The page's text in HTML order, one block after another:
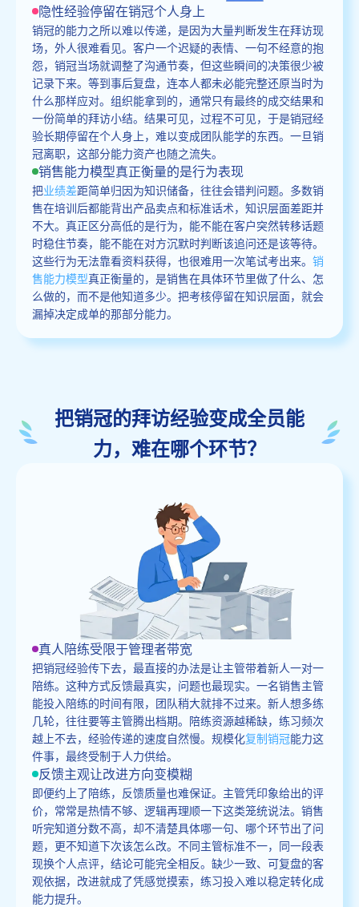
隐性经验停留在销冠个人身上
销冠的能力之所以难以传递，是因为大量判断发生在拜访现
场，外人很难看见。客户一个迟疑的表情、一句不经意的抱
怨，销冠当场就调整了沟通节奏，但这些瞬间的决策很少被
记录下来。等到事后复盘，连本人都未必能完整还原当时为
什么那样应对。组织能拿到的，通常只有最终的成交结果和
一份简单的拜访小结。结果可见，过程不可见，于是销冠经
验长期停留在个人身上，难以变成团队能学的东西。一旦销
冠离职，这部分能力资产也随之流失。
销售能力模型真正衡量的是行为表现
把业绩差距简单归因为知识储备，往往会错判问题。多数销
售在培训后都能背出产品卖点和标准话术，知识层面差距并
不大。真正区分高低的是行为，能不能在客户突然转移话题
时稳住节奏，能不能在对方沉默时判断该追问还是该等待。
这些行为无法靠看资料获得，也很难用一次笔试考出来。 销
售能力模型真正衡量的，是销售在具体环节里做了什么、怎
么做的，而不是他知道多少。把考核停留在知识层面，就会
漏掉决定成单的那部分能力。
把销冠的拜访经验变成全员能
力，难在哪个环节？
真人陪练受限于管理者带宽
把销冠经验传下去，最直接的办法是让主管带着新人一对一
陪练。这种方式反馈最真实，问题也最现实。一名销售主管
能投入陪练的时间有限，团队稍大就排不过来。新人想多练
几轮，往往要等主管腾出档期。陪练资源越稀缺，练习频次
越上不去，经验传递的速度自然慢。规模化复制销冠能力这
件事，最终受制于人力供给。
反馈主观让改进方向变模糊
即便约上了陪练，反馈质量也难保证。主管凭印象给出的评
价，常常是热情不够、逻辑再理顺一下这类笼统说法。销售
听完知道分数不高，却不清楚具体哪一句、哪个环节出了问
题，更不知道下次该怎么改。不同主管标准不一，同一段表
现换个人点评，结论可能完全相反。缺少一致、可复盘的客
观依据，改进就成了凭感觉摸索，练习投入难以稳定转化成
能力提升。